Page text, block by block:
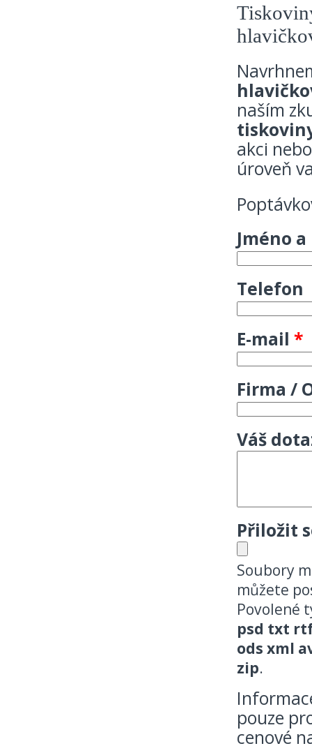
naším
akci
úroveň
Jméno
Telefon
E-mail *
Firma /
Váš
Přiložit
Soubory
můžete
Povolené
psd txt
ods xml
zip.
pouze
cenové